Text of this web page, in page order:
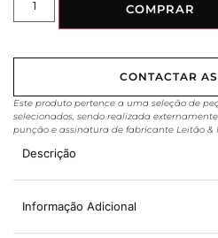
COMPRAR
CONTACTAR
Este produto pertence a uma seleção de
selecionados, sendo realizada
punção e assinatura de fabricante Leitão &
Descrição
Informação Adicional